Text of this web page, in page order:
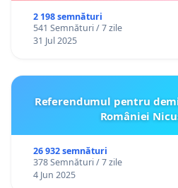
2 198 semnături
541 Semnături / 7 zile
31 Jul 2025
Referendumul pentru
României
26 932 semnături
378 Semnături / 7 zile
4 Jun 2025